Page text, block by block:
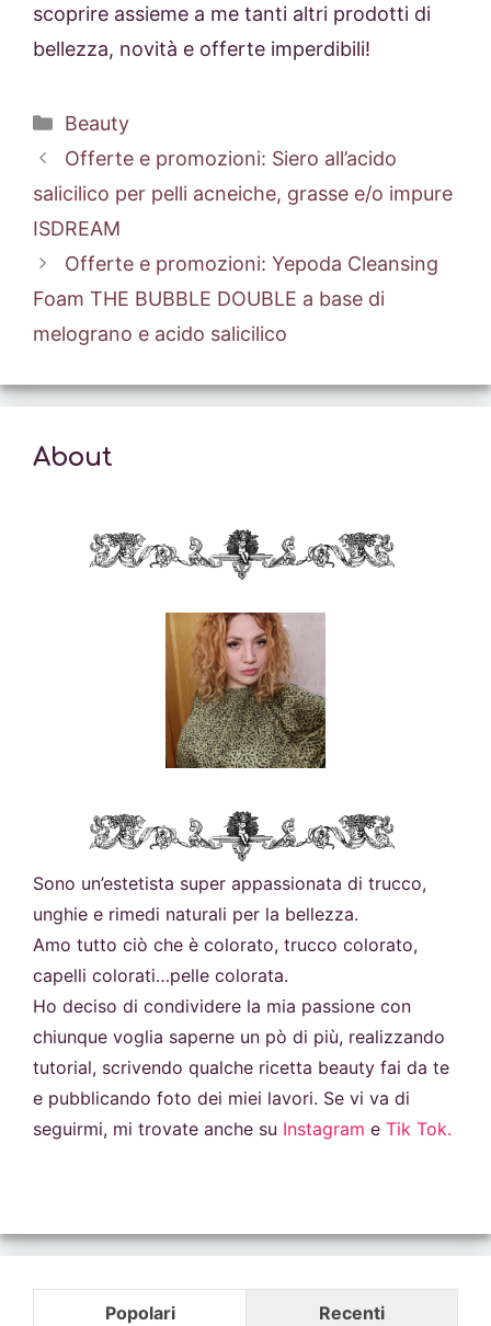
scoprire assieme a me tanti altri prodotti di
bellezza, novità e offerte imperdibili!
Categorie
Beauty
Offerte e promozioni: Siero all’acido
salicilico per pelli acneiche, grasse e/o impure
ISDREAM
Offerte e promozioni: Yepoda Cleansing
Foam THE BUBBLE DOUBLE a base di
melograno e acido salicilico
About
Sono un’estetista super appassionata di trucco,
unghie e rimedi naturali per la bellezza.
Amo tutto ciò che è colorato, trucco colorato,
capelli colorati…pelle colorata.
Ho deciso di condividere la mia passione con
chiunque voglia saperne un pò di più, realizzando
tutorial, scrivendo qualche ricetta beauty fai da te
e pubblicando foto dei miei lavori. Se vi va di
seguirmi, mi trovate anche su Instagram e Tik Tok.
Popolari Recenti